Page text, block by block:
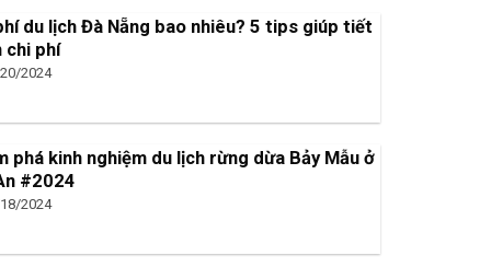
du lịch Đà Nẵng bao nhiêu? 5 tips giúp tiết
chi phí
2024
phá kinh nghiệm du lịch rừng dừa Bảy Mẫu ở
#2024
2024